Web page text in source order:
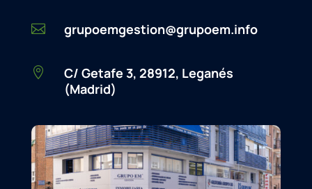
 grupoemgestion@grupoem.info

C/ Getafe 3, 28912, Leganés
(Madrid)